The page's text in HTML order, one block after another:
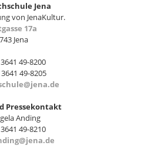
Jena
von JenaKultur.
17a
Jena
49-8200
49-8205
Pressekontakt
Anding
49-8210